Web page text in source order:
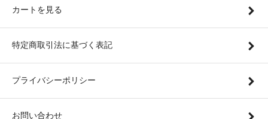
カートを見る
特定商取引法に基づく表記
プライバシーポリシー
お問い合わせ